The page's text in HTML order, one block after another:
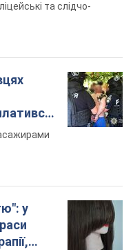
та слідчо-
у